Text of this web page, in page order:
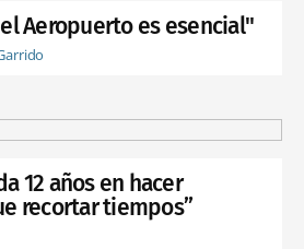
Aeropuerto es esencial"
12 años en hacer
recortar tiempos”